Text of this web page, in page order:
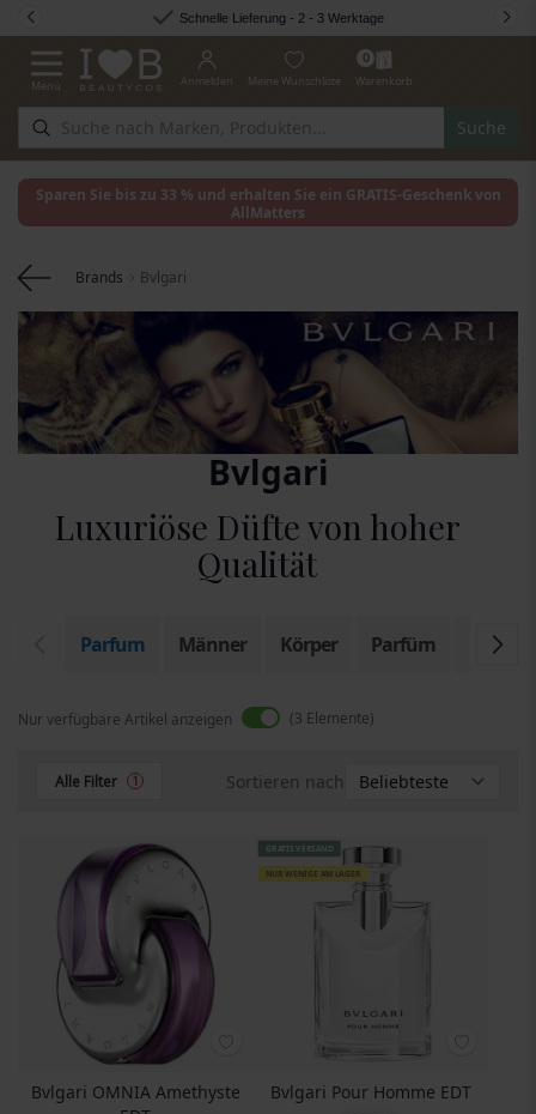
Zum Inhalt springen Schnelle Lieferung - 2 - 3 Werktage
Navigation umschalten
Menü
Suche
Anmelden Meine Wunschliste
0
Warenkorb
Sparen Sie bis zu 33 % und erhalten Sie ein GRATIS-Geschenk von
AllMatters
Brands Bvlgari
Bvlgari
Luxuriöse Düfte von hoher
Qualität
Parfum Männer Körper Parfüm Eau
Nur verfügbare Artikel anzeigen 3 Elemente
Alle Filter 1 Sortieren nach
Bvlgari OMNIA Amethyste
GRATIS VERSAND
NUR WENIGE AM LAGER
Bvlgari Pour Homme EDT